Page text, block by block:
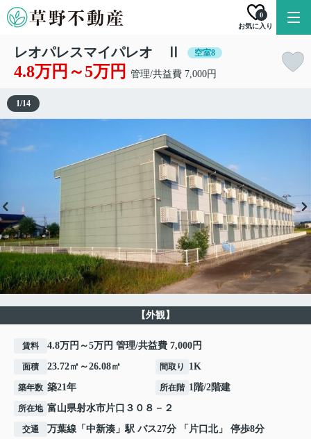
お気に入り
0
レオパレスマイパレオ Ⅱ 空室8
4.8万円～5万円 管理/共益費 7,000円
【外観】
1/14
賃料 4.8万円～5万円 管理/共益費 7,000円
面積 23.72㎡～26.08㎡ 間取り 1K
築年数 築21年 所在階 1階/2階建
所在地 富山県射水市片口 ３０８－２
交通 万葉線 「 中新湊 」駅 バス27分 「片口北」 停歩8分